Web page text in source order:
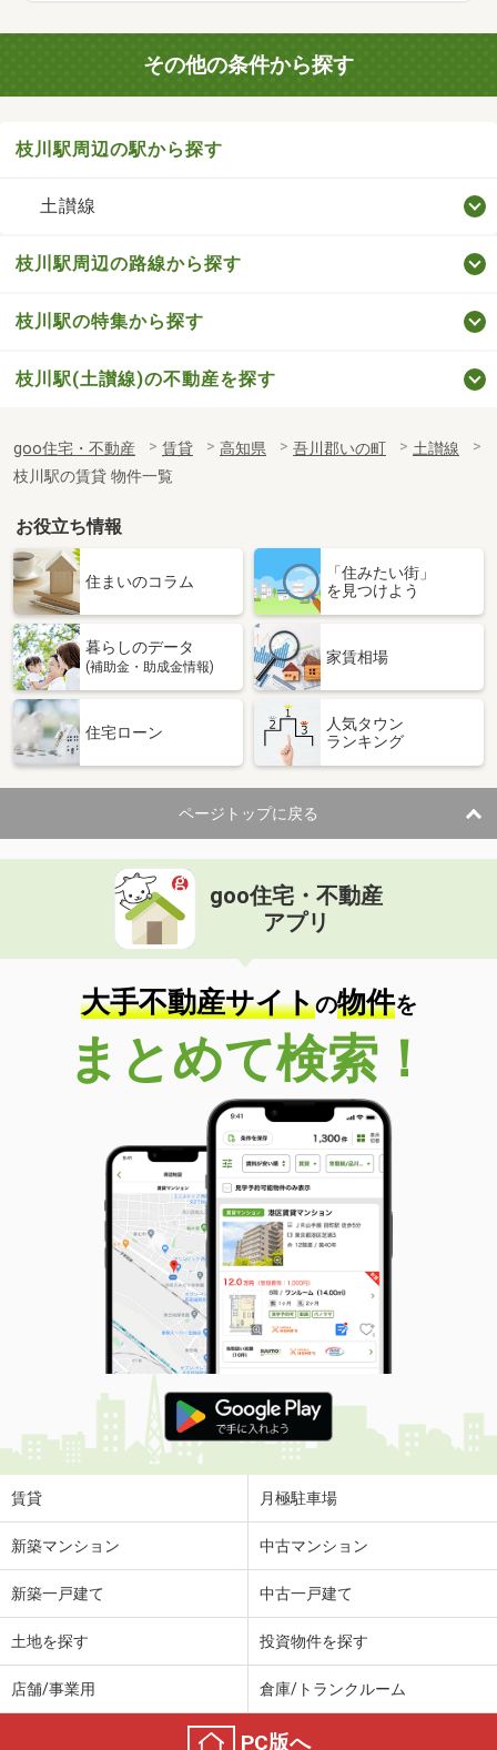
その他の条件から探す
枝川駅周辺の駅から探す
土讃線
枝川駅周辺の路線から探す
枝川駅の特集から探す
枝川駅(土讃線)の不動産を探す
goo住宅・不動産 賃貸 高知県 吾川郡いの町
土讃線
枝川駅の賃貸 物件一覧
お役立ち情報
住まいのコラム
「住みたい街」
を見つけよう
暮らしのデータ
(補助金・助成金情報)
家賃相場
住宅ローン
人気タウン
ランキング
ページトップに戻る
goo住宅・不動産
アプリ
大手不動産サイトの物件を
まとめて検索！
賃貸 月極駐車場
新築マンション 中古マンション
新築一戸建て 中古一戸建て
土地を探す 投資物件を探す
店舗/事業用 倉庫/トランクルーム
PC版へ